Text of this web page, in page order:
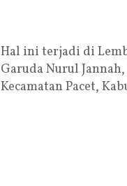
Hal ini terjadi di
Garuda Nurul
Kecamatan Pacet,